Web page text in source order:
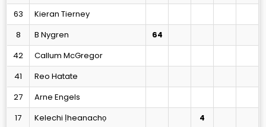
63
Kieran Tierney
8
B Nygren 64
42
Callum McGregor
41
Reo Hatate
27
Arne Engels
17
Kelechi Ịheanachọ 4